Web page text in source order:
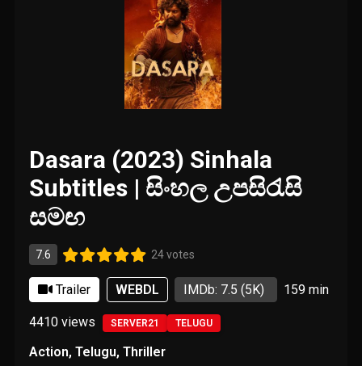
Dasara (2023) Sinhala
Subtitles | සිංහල උපසිරැසි
සමඟ
7.6 24 votes
Trailer WEBDL IMDb: 7.5(5K) 159 min
4410 views SERVER21 TELUGU
Action,Telugu,Thriller